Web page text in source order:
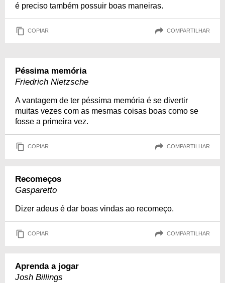
é preciso também possuir boas maneiras.
COPIAR COMPARTILHAR
Péssima memória
Friedrich Nietzsche
A vantagem de ter péssima memória é se divertir
muitas vezes com as mesmas coisas boas como se
fosse a primeira vez.
COPIAR COMPARTILHAR
Recomeços
Gasparetto
Dizer adeus é dar boas vindas ao recomeço.
COPIAR COMPARTILHAR
Aprenda a jogar
Josh Billings